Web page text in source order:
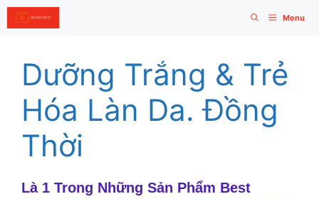
Skip
to
Menu
Dưỡng Trắng & Trẻ
Hóa Làn Da. Đồng
Thời
Là 1 Trong Những Sản Phẩm Best